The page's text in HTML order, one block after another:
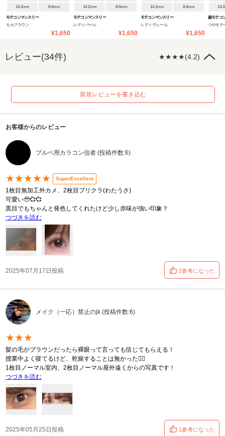
14.2mm 8.6mm
モテコンマンスリー
モカブラウン
¥1,650
14.2mm 8.6mm
モテコンマンスリー
レディパール
¥1,650
14.2mm 8.6mm
モテコンマンスリー
レディヴェール
¥1,650
超モテコ
つやモテ
レビュー(34件) ★★★★(4.2)
新規レビューを書き込む
お客様からのレビュー
ブルベ用カラコン信者 (投稿件数:6)
★★★★★ SuperExcellent
1枚目無加工外カメ、2枚目プリクラ(わたうさ)
可愛い🥹‎💞💞
黒目でもちゃんと発色してくれたけど少し赤味が強い印象？
つづきを読む
2025年07月17日投稿 2参考になった
メイク（一応）禁止のjk (投稿件数:6)
★★★
髪の毛がブラウンだったら裸眼って言っても信じてもらえる！
授業中よく寝てるけど、乾燥することは無かった🙆‍♀️
1枚目ノーマル室内、2枚目ノーマル屋外遠くからの写真です！
つづきを読む
2025年05月25日投稿 1参考になった